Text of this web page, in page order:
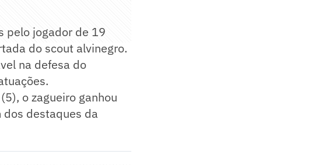
pelo jogador de 19
do scout alvinegro.
na defesa do
o zagueiro ganhou
destaques da